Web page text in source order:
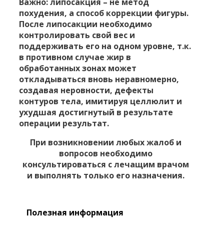
похудения, а способ коррекции фигуры.
После липосакции необходимо
контролировать свой вес и
поддерживать его на одном уровне, т.к.
в противном случае жир в
обработанных зонах может
откладываться вновь неравномерно,
создавая неровности, дефекты
контуров тела, имитируя целлюлит и
ухудшая достигнутый в результате
операции результат.
При возникновении любых жалоб и
вопросов необходимо
консультироваться с лечащим врачом
и выполнять только его назначения.
Полезная информация